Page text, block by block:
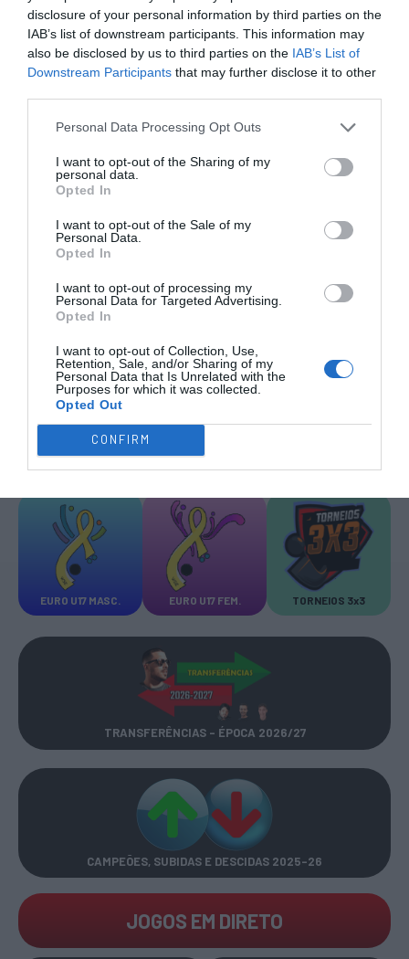
disclosure of your personal information by third parties on the
IAB’s list of downstream participants. This information may
also be disclosed by us to third parties on the IAB’s List of
Downstream Participants that may further disclose it to other
Personal Data Processing Opt Outs
I want to opt-out of the Sharing of my
personal data.
Opted In
I want to opt-out of the Sale of my
Personal Data.
Opted In
I want to opt-out of processing my
Personal Data for Targeted Advertising.
Opted In
I want to opt-out of Collection, Use,
Retention, Sale, and/or Sharing of my
Personal Data that Is Unrelated with the
Purposes for which it was collected.
Opted Out
CONFIRM
Análise da Semana:
Campeonato Placard…
VER MAIS
Portugal-Espanha,
Feminino…
Sanjoanense-Valongo,
Taça de Portugal...
VER MAIS
Parede-Paço de Arcos,
2ª Divisão Zona Sul
DESTAQUESDA SEMANA
EURO U17 MASC. EURO U17 FEM. TORNEIOS 3x3
TRANSFERÊNCIAS - ÉPOCA 2026/27
CAMPEÕES, SUBIDAS E DESCIDAS 2025-26
JOGOS EM DIRETO